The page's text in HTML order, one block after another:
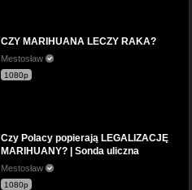
CZY MARIHUANA LECZY RAKA?
Mestosław
1080p
Czy Polacy popierają LEGALIZACJĘ
MARIHUANY? | Sonda uliczna
Mestosław
1080p